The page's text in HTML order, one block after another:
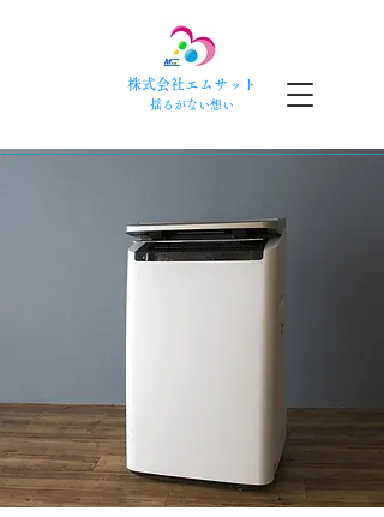
株式会社エムサット
​揺るがない想い